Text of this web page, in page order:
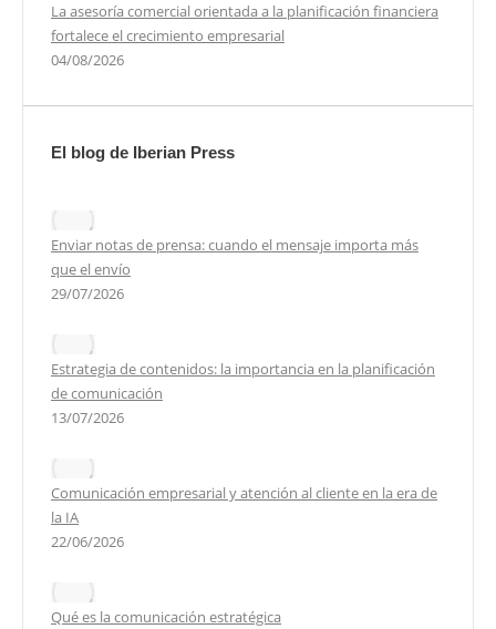
La asesoría comercial orientada a la planificación financiera
fortalece el crecimiento empresarial
04/08/2026
El blog de Iberian Press
Enviar notas de prensa: cuando el mensaje importa más
que el envío
29/07/2026
Estrategia de contenidos: la importancia en la planificación
de comunicación
13/07/2026
Comunicación empresarial y atención al cliente en la era de
la IA
22/06/2026
Qué es la comunicación estratégica